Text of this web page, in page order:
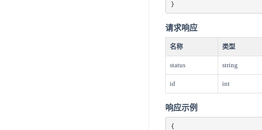
}
请求响应
名称 类型
status string
id int
响应示例
{